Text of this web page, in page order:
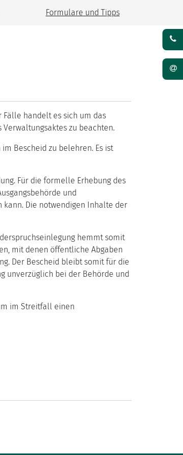
Formulare und Tipps
handelt es sich um das
zu beachten.
Bescheid zu belehren. Es ist
Für die formelle Erhebung des
und
Die notwendigen Inhalte der
hemmt somit
mit denen öffentliche Abgaben
Der Bescheid bleibt somit für die
unverzüglich bei der Behörde und
im Streitfall einen